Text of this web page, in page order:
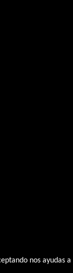
nos ayudas
Vixens
18